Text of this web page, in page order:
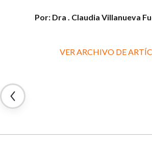
Por: Dra . Claudia Villanueva
VER ARCHIVO DE